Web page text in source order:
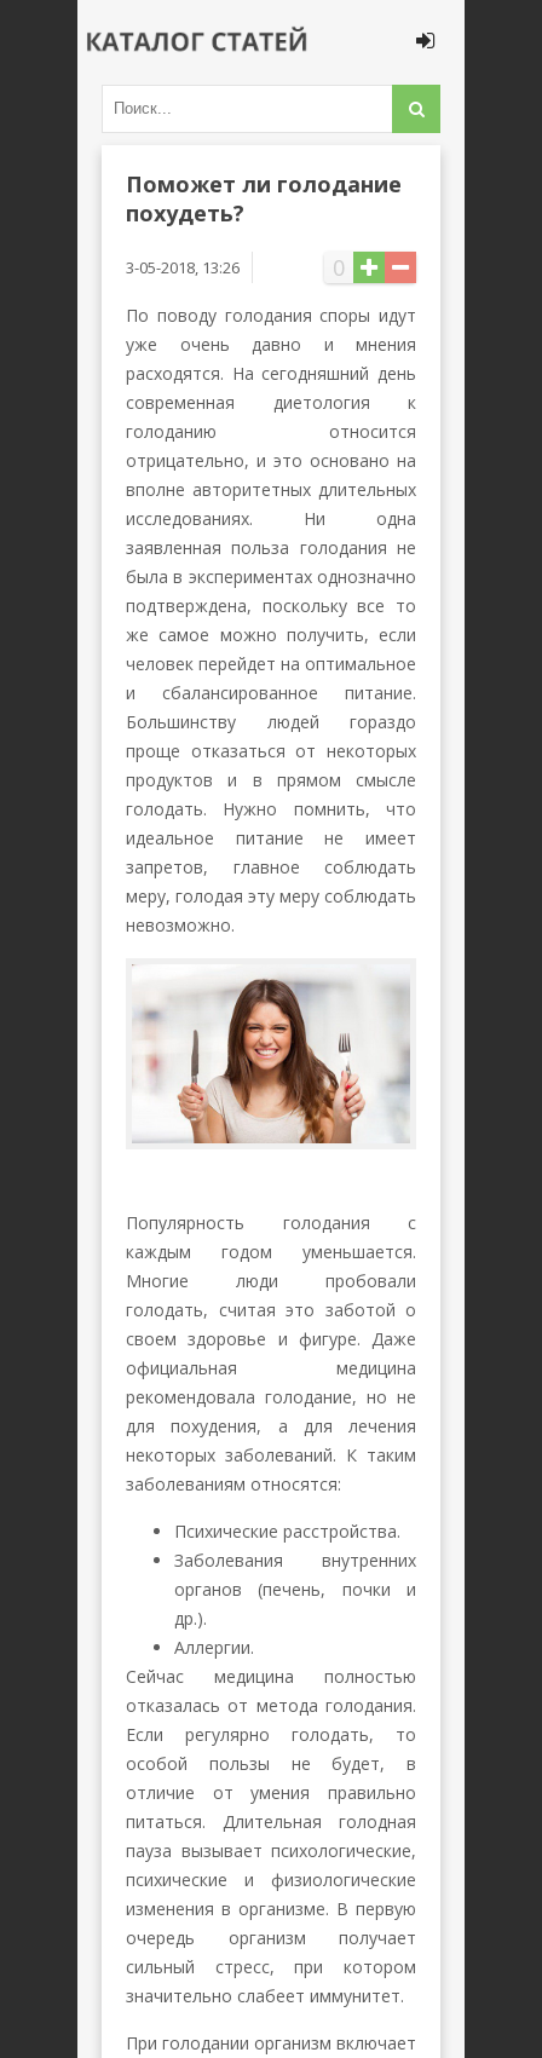
Поможет ли голодание
похудеть?
0
3-05-2018, 13:26
По поводу голодания споры идут
уже очень давно и мнения
расходятся. На сегодняшний день
современная диетология к
голоданию относится
отрицательно, и это основано на
вполне авторитетных длительных
исследованиях. Ни одна
заявленная польза голодания не
была в экспериментах однозначно
подтверждена, поскольку все то
же самое можно получить, если
человек перейдет на оптимальное
и сбалансированное питание.
Большинству людей гораздо
проще отказаться от некоторых
продуктов и в прямом смысле
голодать. Нужно помнить, что
идеальное питание не имеет
запретов, главное соблюдать
меру, голодая эту меру соблюдать
невозможно.
Популярность голодания с
каждым годом уменьшается.
Многие люди пробовали
голодать, считая это заботой о
своем здоровье и фигуре. Даже
официальная медицина
рекомендовала голодание, но не
для похудения, а для лечения
некоторых заболеваний. К таким
заболеваниям относятся:
Психические расстройства.
Заболевания внутренних
органов (печень, почки и
др.).
Аллергии.
Сейчас медицина полностью
отказалась от метода голодания.
Если регулярно голодать, то
особой пользы не будет, в
отличие от умения правильно
питаться. Длительная голодная
пауза вызывает психологические,
психические и физиологические
изменения в организме. В первую
очередь организм получает
сильный стресс, при котором
значительно слабеет иммунитет.
При голодании организм включает